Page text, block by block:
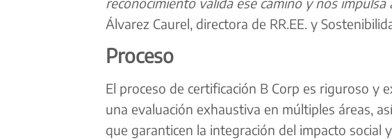
Álvarez Caurel, directora de RR.EE. y
Proceso
El proceso de certificación B Corp es riguroso y
una evaluación exhaustiva en múltiples áreas,
que garanticen la integración del impacto social